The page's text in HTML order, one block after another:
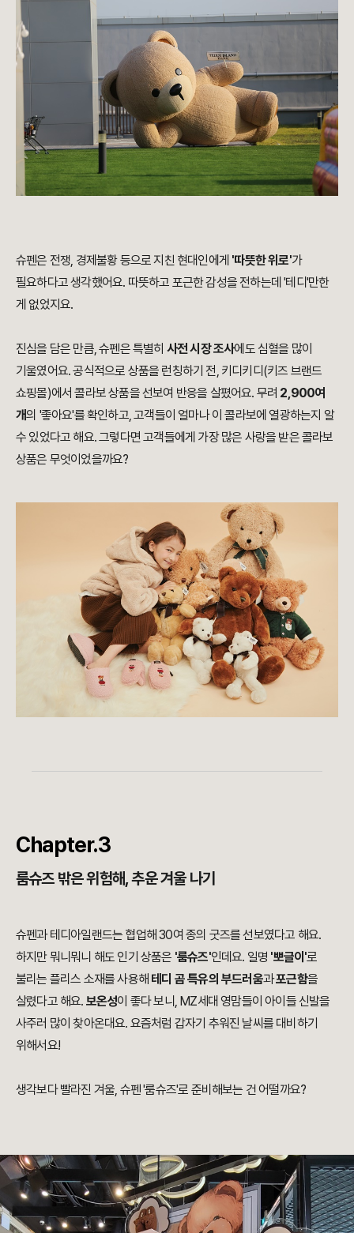
슈펜은 전쟁, 경제불황 등으로 지친 현대인에게 '따뜻한 위로'가
필요하다고 생각했어요. 따뜻하고 포근한 감성을 전하는데 '테디'만한
게 없었지요.
진심을 담은 만큼, 슈펜은 특별히 사전 시장 조사에도 심혈을 많이
기울였어요. 공식적으로 상품을 런칭하기 전, 키디키디(키즈 브랜드
쇼핑몰)에서 콜라보 상품을 선보여 반응을 살폈어요. 무려 2,900여
개의 '좋아요'를 확인하고, 고객들이 얼마나 이 콜라보에 열광하는지 알
수 있었다고 해요. 그렇다면 고객들에게 가장 많은 사랑을 받은 콜라보
상품은 무엇이었을까요?
Chapter.3
룸슈즈 밖은 위험해, 추운 겨울 나기
슈펜과 테디아일랜드는 협업해 30여 종의 굿즈를 선보였다고 해요.
하지만뭐니뭐니 해도 인기 상품은 '룸슈즈'인데요. 일명 '뽀글이'로
불리는 플리스 소재를 사용해 테디 곰 특유의 부드러움과포근함을
살렸다고 해요. 보온성이 좋다 보니, MZ세대 영맘들이 아이들 신발을
사주러 많이 찾아온대요. 요즘처럼 갑자기 추워진 날씨를 대비하기
위해서요!
생각보다 빨라진 겨울, 슈펜 '룸슈즈'로 준비해보는 건 어떨까요?